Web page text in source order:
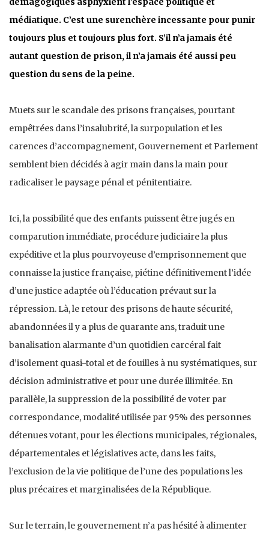
médiatique. C’est une surenchère incessante pour punir
toujours plus et toujours plus fort. S’il n’a jamais été
autant question de prison, il n’a jamais été aussi peu
question du sens de la peine.
Muets sur le scandale des prisons françaises, pourtant
empêtrées dans l’insalubrité, la surpopulation et les
carences d’accompagnement, Gouvernement et Parlement
semblent bien décidés à agir main dans la main pour
radicaliser le paysage pénal et pénitentiaire.
Ici, la possibilité que des enfants puissent être jugés en
comparution immédiate, procédure judiciaire la plus
expéditive et la plus pourvoyeuse d’emprisonnement que
connaisse la justice française, piétine définitivement l’idée
d’une justice adaptée où l’éducation prévaut sur la
répression. Là, le retour des prisons de haute sécurité,
abandonnées il y a plus de quarante ans, traduit une
banalisation alarmante d’un quotidien carcéral fait
d’isolement quasi-total et de fouilles à nu systématiques, sur
décision administrative et pour une durée illimitée. En
parallèle, la suppression de la possibilité de voter par
correspondance, modalité utilisée par 95% des personnes
détenues votant, pour les élections municipales, régionales,
départementales et législatives acte, dans les faits,
l’exclusion de la vie politique de l’une des populations les
plus précaires et marginalisées de la République.
Sur le terrain, le gouvernement n’a pas hésité à alimenter